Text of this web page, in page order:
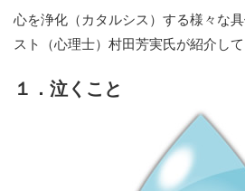
心を浄化（カタルシス）する様々な
スト（心理士）村田芳実氏が紹介して
１．泣くこと